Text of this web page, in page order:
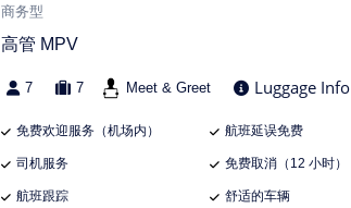
商务型
高管 MPV
7 7 Meet & Greet Luggage Info
免费欢迎服务（机场内） 航班延误免费
司机服务 免费取消（12 小时）
航班跟踪 舒适的车辆